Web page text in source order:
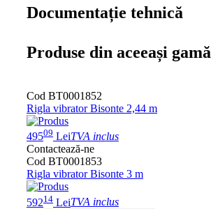
Documentație tehnică
Produse din aceeași gamă
Cod BT0001852
Rigla vibrator Bisonte 2,44 m
49509 LeiTVA inclus
Contactează-ne
Cod BT0001853
Rigla vibrator Bisonte 3 m
59214 LeiTVA inclus